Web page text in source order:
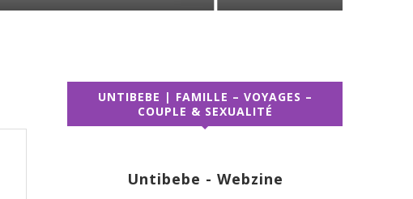
UNTIBEBE | FAMILLE – VOYAGES –
COUPLE & SEXUALITÉ
Untibebe - Webzine